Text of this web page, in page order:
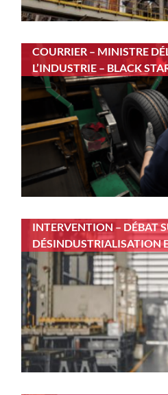
COURRIER – MINISTRE
L’INDUSTRIE – BLACK
INTERVENTION – DÉBAT
DÉSINDUSTRIALISATION